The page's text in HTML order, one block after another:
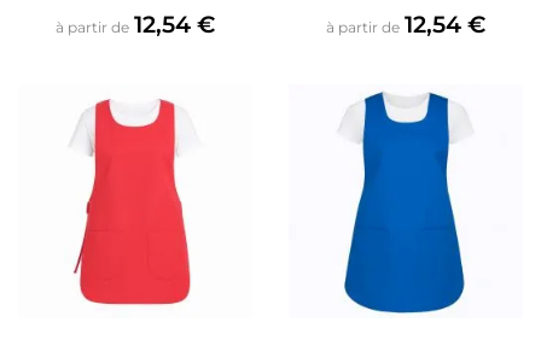
à partir de Prix
12,54 € à partir de Prix
12,54 €